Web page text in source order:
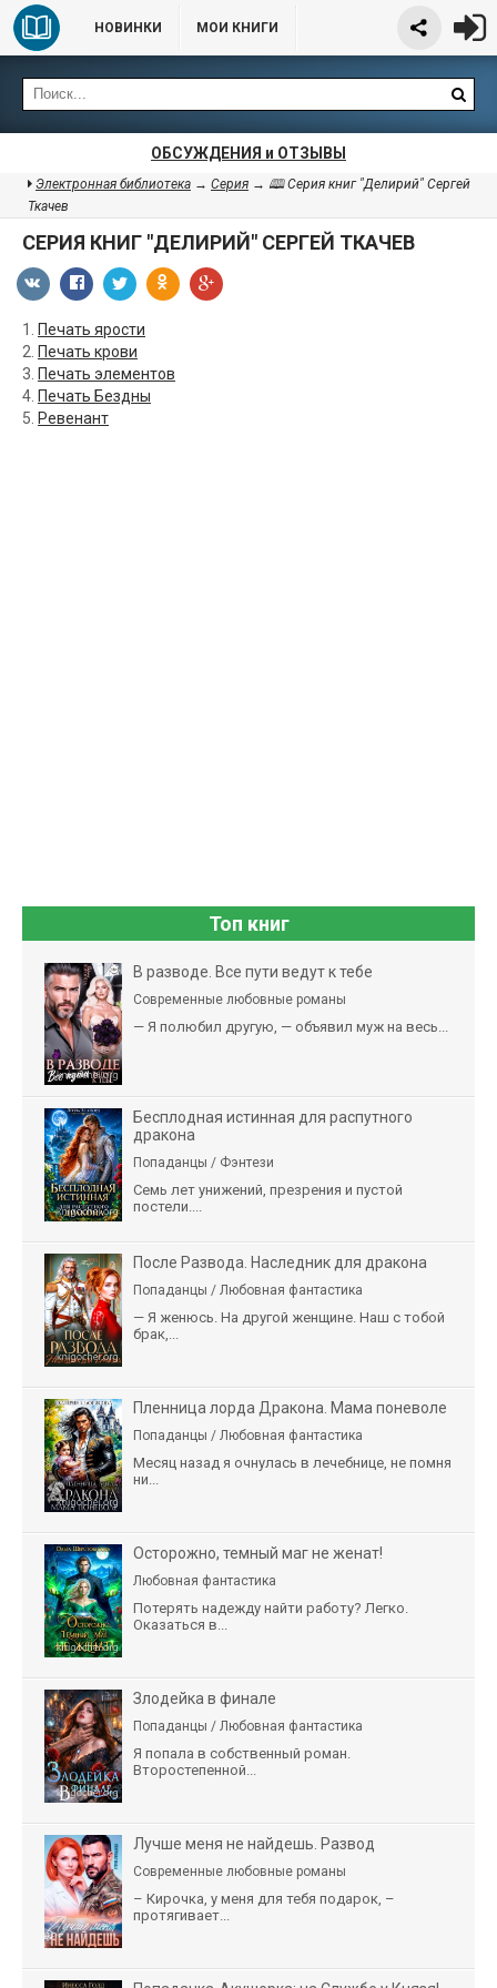
НОВИНКИ МОИ КНИГИ
ОБСУЖДЕНИЯ и ОТЗЫВЫ
Электронная библиотека → Серия → 🕮 Серия книг "Делирий" Сергей
Ткачев
СЕРИЯ КНИГ "ДЕЛИРИЙ" СЕРГЕЙ ТКАЧЕВ
1.
Печать ярости
2. Печать крови
3. Печать элементов
4. Печать Бездны
5. Ревенант
Топ книг
В разводе. Все пути ведут к тебе
Современные любовные романы
— Я полюбил другую, — объявил муж на весь...
Бесплодная истинная для распутного
дракона
Попаданцы / Фэнтези
Семь лет унижений, презрения и пустой
постели....
После Развода. Наследник для дракона
Попаданцы / Любовная фантастика
— Я женюсь. На другой женщине. Наш с тобой
брак,...
Пленница лорда Дракона. Мама поневоле
Попаданцы / Любовная фантастика
Месяц назад я очнулась в лечебнице, не помня
ни...
Осторожно, темный маг не женат!
Любовная фантастика
Потерять надежду найти работу? Легко.
Оказаться в...
Злодейка в финале
Попаданцы / Любовная фантастика
Я попала в собственный роман.
Второстепенной...
Лучше меня не найдешь. Развод
Современные любовные романы
– Кирочка, у меня для тебя подарок, –
протягивает...